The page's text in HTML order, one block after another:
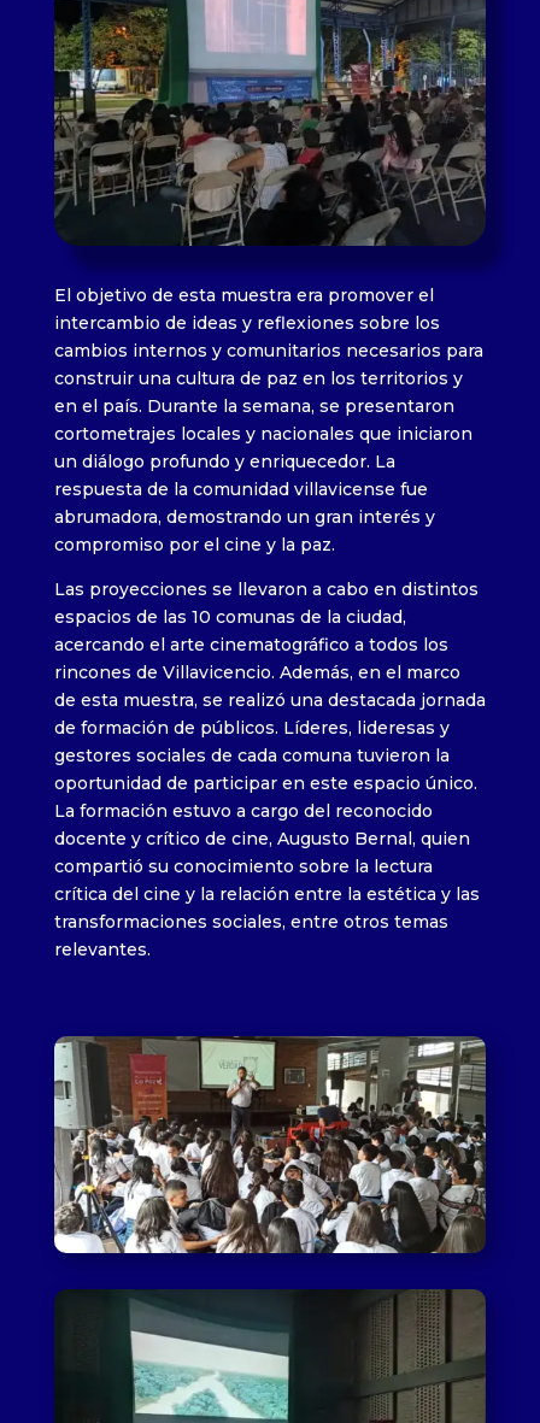
El objetivo de esta muestra era promover el
intercambio de ideas y reflexiones sobre los
cambios internos y comunitarios necesarios para
construir una cultura de paz en los territorios y
en el país. Durante la semana, se presentaron
cortometrajes locales y nacionales que iniciaron
un diálogo profundo y enriquecedor. La
respuesta de la comunidad villavicense fue
abrumadora, demostrando un gran interés y
compromiso por el cine y la paz.
Las proyecciones se llevaron a cabo en distintos
espacios de las 10 comunas de la ciudad,
acercando el arte cinematográfico a todos los
rincones de Villavicencio. Además, en el marco
de esta muestra, se realizó una destacada jornada
de formación de públicos. Líderes, lideresas y
gestores sociales de cada comuna tuvieron la
oportunidad de participar en este espacio único.
La formación estuvo a cargo del reconocido
docente y crítico de cine, Augusto Bernal, quien
compartió su conocimiento sobre la lectura
crítica del cine y la relación entre la estética y las
transformaciones sociales, entre otros temas
relevantes.